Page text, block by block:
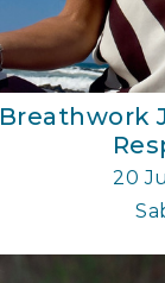
Breathwork
20